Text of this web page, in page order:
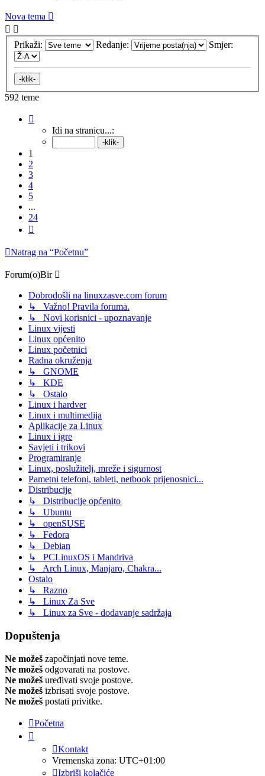
Nova tema
Prikaži: Redanje: Smjer:
592 teme
24 .Idi na stranicu...:
1
2
3
4
5
...
24
Natrag na “Početnu”
Forum(o)Bir
Dobrodošli na linuxzasve.com forum
↳ Važno! Pravila foruma.
↳ Novi korisnici - upoznavanje
Linux vijesti
Linux općenito
Linux početnici
Radna okruženja
↳ GNOME
↳ KDE
↳ Ostalo
Linux i hardver
Linux i multimedija
Aplikacije za Linux
Linux i igre
Savjeti i trikovi
Programiranje
Linux, poslužitelj, mreže i sigurnost
Pametni telefoni, tableti, netbook prijenosnici...
Distribucije
↳ Distribucije općenito
↳ Ubuntu
↳ openSUSE
↳ Fedora
↳ Debian
↳ PCLinuxOS i Mandriva
↳ Arch Linux, Manjaro, Chakra...
Ostalo
↳ Razno
↳ Linux Za Sve
↳ Linux za Sve - dodavanje sadržaja
Dopuštenja
Ne možeš započinjati nove teme.
Ne možeš odgovarati na postove.
Ne možeš uređivati svoje postove.
Ne možeš izbrisati svoje postove.
Ne možeš postati privitke.
Početna
Kontakt
Vremenska zona: UTC+01:00
Izbriši kolačiće